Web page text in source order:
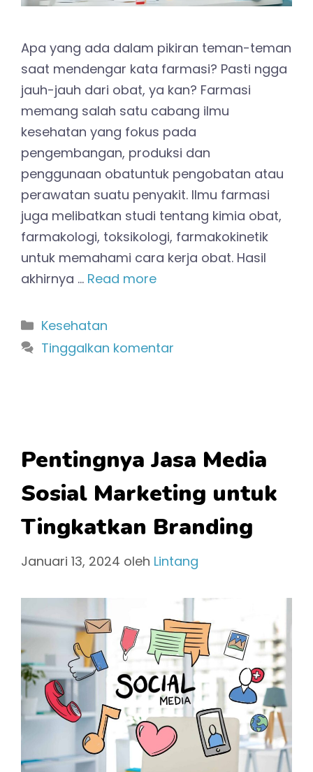
Apa yang ada dalam pikiran teman-teman
saat mendengar kata farmasi? Pasti ngga
jauh-jauh dari obat, ya kan? Farmasi
memang salah satu cabang ilmu
kesehatan yang fokus pada
pengembangan, produksi dan
penggunaan obatuntuk pengobatan atau
perawatan suatu penyakit. Ilmu farmasi
juga melibatkan studi tentang kimia obat,
farmakologi, toksikologi, farmakokinetik
untuk memahami cara kerja obat. Hasil
akhirnya … Read more
Kategori
Kesehatan
Tinggalkan komentar
Pentingnya Jasa Media
Sosial Marketing untuk
Tingkatkan Branding
Januari 13, 2024 oleh Lintang